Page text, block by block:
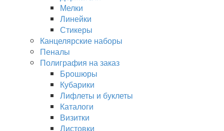
Мелки
Линейки
Стикеры
Канцелярские наборы
Пеналы
Полиграфия на заказ
Брошюры
Кубарики
Лифлеты и буклеты
Каталоги
Визитки
Листовки